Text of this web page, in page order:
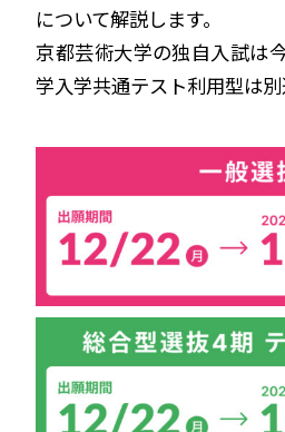
について解説します。
京都芸術大学の独自入試は
学入学共通テスト利用型は別